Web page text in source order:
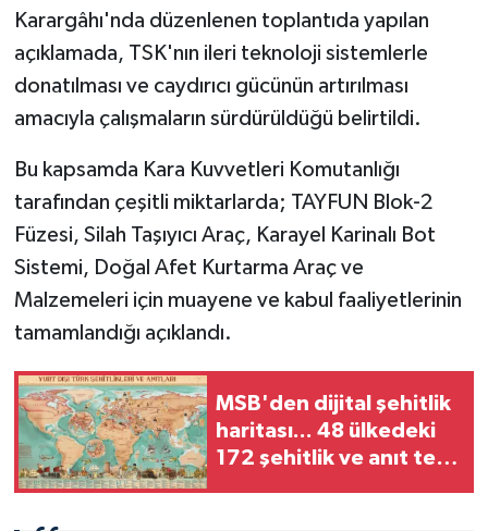
Karargâhı'nda düzenlenen toplantıda yapılan
açıklamada, TSK'nın ileri teknoloji sistemlerle
donatılması ve caydırıcı gücünün artırılması
amacıyla çalışmaların sürdürüldüğü belirtildi.
Bu kapsamda Kara Kuvvetleri Komutanlığı
tarafından çeşitli miktarlarda; TAYFUN Blok-2
Füzesi, Silah Taşıyıcı Araç, Karayel Karinalı Bot
Sistemi, Doğal Afet Kurtarma Araç ve
Malzemeleri için muayene ve kabul faaliyetlerinin
tamamlandığı açıklandı.
MSB'den dijital şehitlik
haritası... 48 ülkedeki
172 şehitlik ve anıt tek